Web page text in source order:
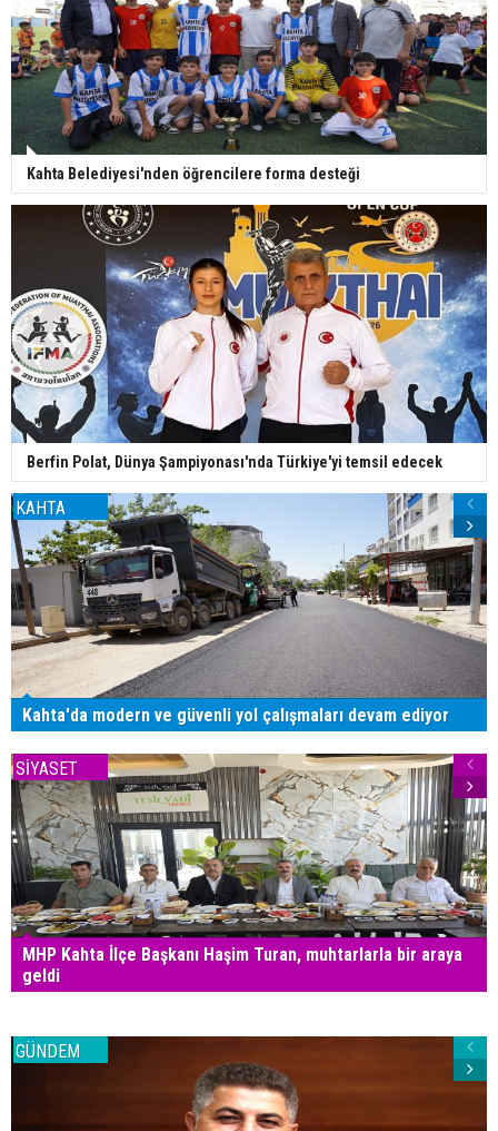
Kahta Belediyesi'nden öğrencilere forma desteği
Berfin Polat, Dünya Şampiyonası'nda Türkiye'yi temsil edecek
KAHTA
Kahta'da modern ve güvenli yol çalışmaları devam ediyor
SİYASET
MHP Kahta İlçe Başkanı Haşim Turan, muhtarlarla bir araya
geldi
GÜNDEM